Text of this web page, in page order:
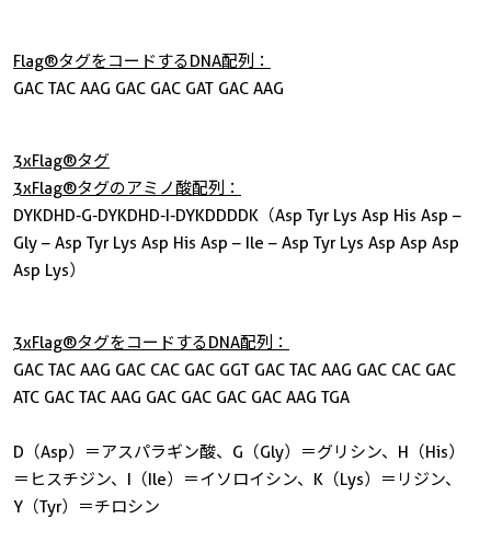
Flag®タグをコードするDNA配列：
GAC TAC AAG GAC GAC GAT GAC AAG
3xFlag®タグ
3xFlag®タグのアミノ酸配列：
DYKDHD-G-DYKDHD-I-DYKDDDDK（Asp Tyr Lys Asp His Asp –
Gly – Asp Tyr Lys Asp His Asp – Ile – Asp Tyr Lys Asp Asp Asp
Asp Lys）
3xFlag®タグをコードするDNA配列：
GAC TAC AAG GAC CAC GAC GGT GAC TAC AAG GAC CAC GAC
ATC GAC TAC AAG GAC GAC GAC GAC AAG TGA
D（Asp）＝アスパラギン酸、G（Gly）＝グリシン、H（His）
＝ヒスチジン、I（Ile）＝イソロイシン、K（Lys）＝リジン、
Y（Tyr）＝チロシン